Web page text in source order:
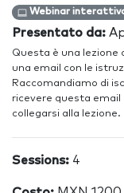
Webinar
Presentato da:
Questa è una lezione
una email con le
Raccomandiamo di
ricevere questa
collegarsi alla lezione.
Sessions: 4